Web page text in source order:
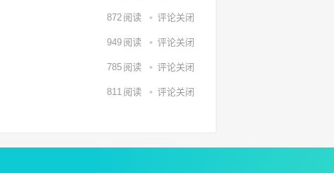
872 阅读 评论关闭
949 阅读 评论关闭
785 阅读 评论关闭
811 阅读 评论关闭